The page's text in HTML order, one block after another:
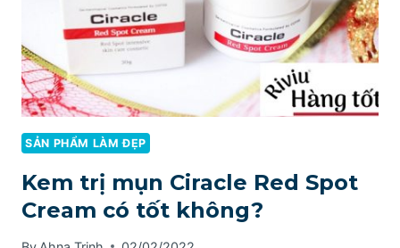
SẢN PHẨM LÀM ĐẸP
Kem trị mụn Ciracle Red Spot
Cream có tốt không?